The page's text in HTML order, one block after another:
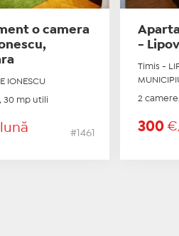
o camera
IONESCU
30 mp utili
#1461
-
Timis -
2
300